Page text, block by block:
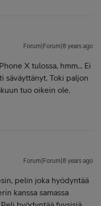
Forum|Forum|8 years ago
X tulossa, hmm... Ei
säväyttänyt. Toki paljon
tuo oikein ole.
Forum|Forum|8 years ago
pelin joka hyödyntää
kanssa samassa